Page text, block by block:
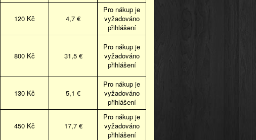
120 Kč 4,7 €
Pro nákup je
vyžadováno
přihlášení
800 Kč 31,5 €
Pro nákup je
vyžadováno
přihlášení
130 Kč 5,1 €
Pro nákup je
vyžadováno
přihlášení
450 Kč 17,7 €
Pro nákup je
vyžadováno
přihlášení